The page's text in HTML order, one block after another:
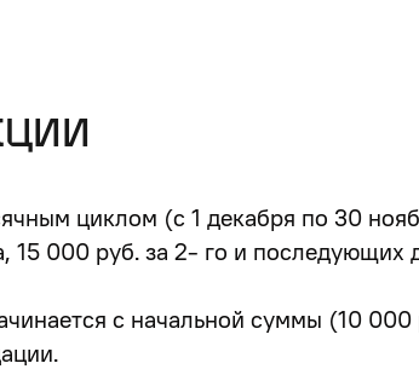
циклом (с 1 декабря по 30
15 000 руб. за 2- го и последующих
с начальной суммы (10